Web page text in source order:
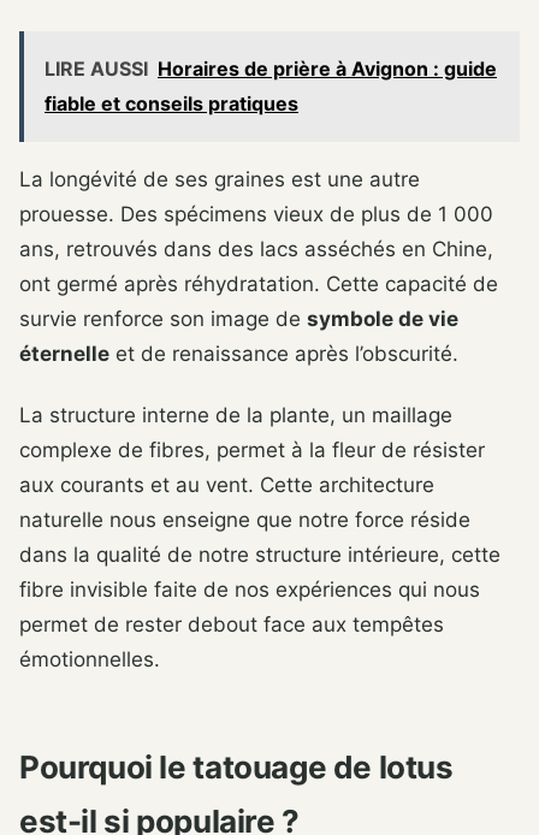
LIRE AUSSI Horaires de prière à Avignon : guide
fiable et conseils pratiques
La longévité de ses graines est une autre
prouesse. Des spécimens vieux de plus de 1 000
ans, retrouvés dans des lacs asséchés en Chine,
ont germé après réhydratation. Cette capacité de
survie renforce son image de symbole de vie
éternelle et de renaissance après l’obscurité.
La structure interne de la plante, un maillage
complexe de fibres, permet à la fleur de résister
aux courants et au vent. Cette architecture
naturelle nous enseigne que notre force réside
dans la qualité de notre structure intérieure, cette
fibre invisible faite de nos expériences qui nous
permet de rester debout face aux tempêtes
émotionnelles.
Pourquoi le tatouage de lotus
est-il si populaire ?